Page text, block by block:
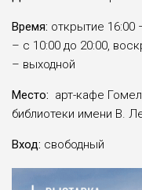
Время: открытие 16:00
– с 10:00 до 20:00,
– выходной
Место: арт-кафе
библиотеки имени В.
Вход: свободный